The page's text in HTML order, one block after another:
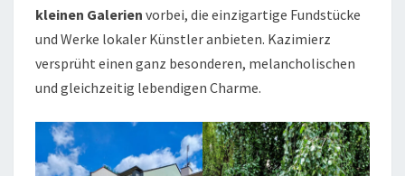
kleinen Galerien vorbei, die einzigartige Fundstücke
und Werke lokaler Künstler anbieten. Kazimierz
versprüht einen ganz besonderen, melancholischen
und gleichzeitig lebendigen Charme.